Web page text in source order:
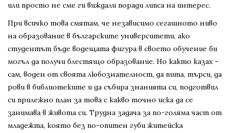
или просто не сме ги виждали поради липса на интерес.
При всичко това смятам, че независимо сегашното ниво
на образование в българските университети, ако
студентът бъде водещата фигура в своето обучение би
могъл да получи блестящо образование. Но както казах –
сам, воден от своята любознателност, да пита, търси, да
рови в библиотеките и да събира знанията си, подготвил
си прилежно план за това с какво точно иска да се
занимава в живота си. Трудна задача за по-голяма част от
младежта, която без по-опитен губи житейска